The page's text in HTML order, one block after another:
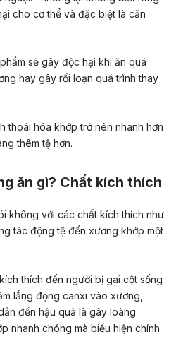
cho cơ thể và đặc biệt là căn
sẽ gây độc hại khi ăn quá
hay gây rối loạn quá trình thay
thoái hóa khớp trở nên nhanh hơn
thêm tệ hơn.
ăn gì? Chất kích thích
không với các chất kích thích như
tác động tệ đến xương khớp một
thích đến người bị gai cột sống
lắng đọng canxi vào xương,
đến hậu quả là gây loãng
nhanh chóng mà biểu hiện chính